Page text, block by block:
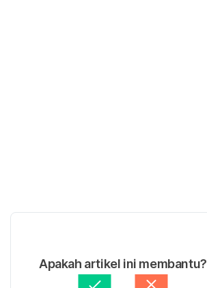
Apakah artikel ini membantu?